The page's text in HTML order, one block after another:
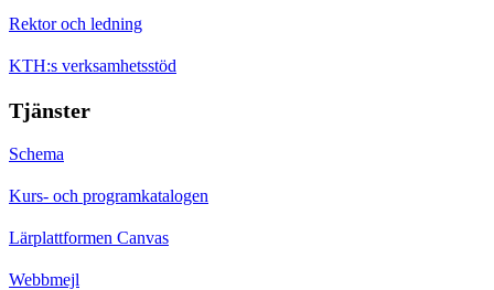
Rektor och ledning
KTH:s verksamhetsstöd
Tjänster
Schema
Kurs- och programkatalogen
Lärplattformen Canvas
Webbmejl